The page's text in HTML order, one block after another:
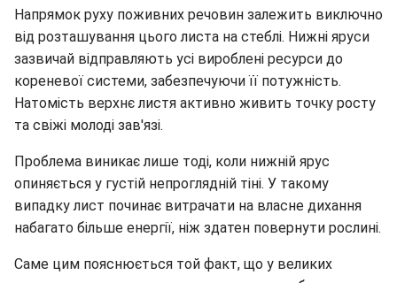
Напрямок руху поживних речовин залежить виключно
від розташування цього листа на стеблі. Нижні яруси
зазвичай відправляють усі вироблені ресурси до
кореневої системи, забезпечуючи її потужність.
Натомість верхнє листя активно живить точку росту
та свіжі молоді зав'язі.
Проблема виникає лише тоді, коли нижній ярус
опиняється у густій непроглядній тіні. У такому
випадку лист починає витрачати на власне дихання
набагато більше енергії, ніж здатен повернути рослині.
Саме цим пояснюється той факт, що у великих